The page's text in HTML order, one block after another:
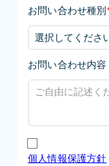
お問い合わせ種別
お問い合わせ内容
個人情報保護方針